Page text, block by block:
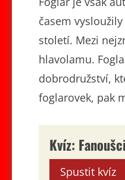
časem
století. Mezi
hlavolamu.
dobrodružství,
foglarovek, pak
Kvíz:
Spustit kvíz